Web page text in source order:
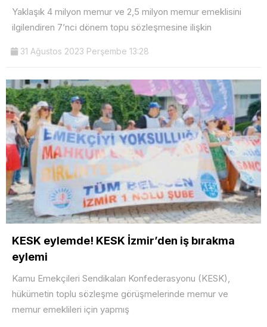
Yaklaşık 4 milyon memur ve 2,5 milyon memur emeklisini
ilgilendiren 7’nci dönem topu sözleşmesine ilişkin
31 Ağustos 2023 Perşembe 13:28
KESK eylemde! KESK İzmir’den iş bırakma
eylemi
Kamu Emekçileri Sendikaları Konfederasyonu (KESK),
hükümetin toplu sözleşme görüşmelerinde memur ve
memur emeklileri için yapmış